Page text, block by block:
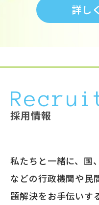
詳し
採用情報
私たちと一緒に、国
などの行政機関や民
題解決をお手伝いす